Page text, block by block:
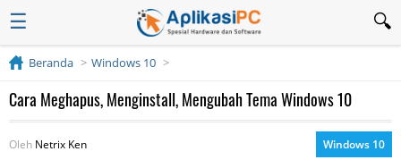
☰
Beranda Windows 10
Cara Meghapus, Menginstall, Mengubah Tema Windows 10
Oleh Netrix Ken Windows 10